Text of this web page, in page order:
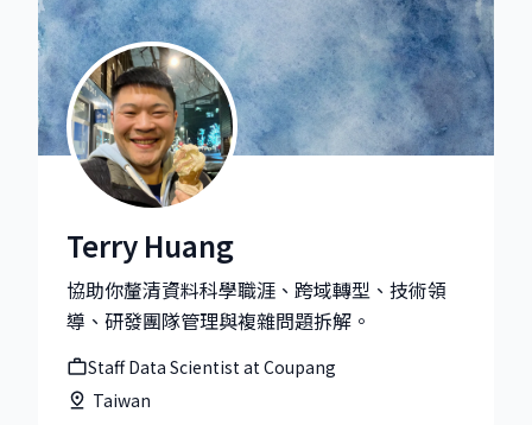
Terry Huang|Staff Data Scientist at Coupang
Terry Huang
協助你釐清資料科學職涯、跨域轉型、技術領
導、研發團隊管理與複雜問題拆解。
Staff Data Scientist at Coupang
Taiwan